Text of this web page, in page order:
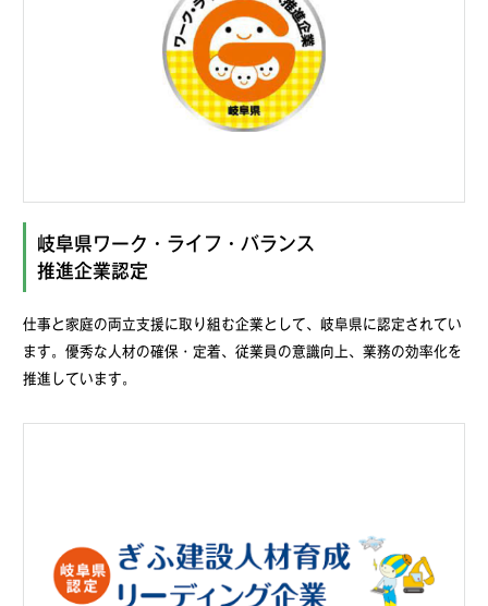
岐阜県ワーク・ライフ・バランス
推進企業認定
仕事と家庭の両立支援に取り組む企業として、岐阜県に認定されてい
ます。優秀な人材の確保・定着、従業員の意識向上、業務の効率化を
推進しています。